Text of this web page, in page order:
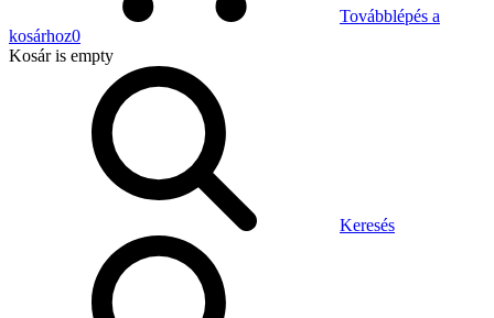
Továbblépés a
kosárhoz0
Kosáris empty
Keresés